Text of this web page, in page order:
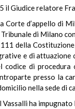
il Giudice relatore
Corte d’appello di
di Milano
della
e di
di
presso la
nella sede di
ha